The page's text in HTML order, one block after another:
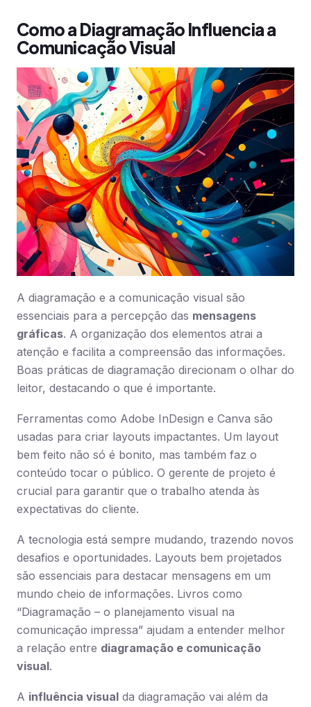
Como a Diagramação Influencia a
Comunicação Visual
A diagramação e a comunicação visual são
essenciais para a percepção das mensagens
gráficas. A organização dos elementos atrai a
atenção e facilita a compreensão das informações.
Boas práticas de diagramação direcionam o olhar do
leitor, destacando o que é importante.
Ferramentas como Adobe InDesign e Canva são
usadas para criar layouts impactantes. Um layout
bem feito não só é bonito, mas também faz o
conteúdo tocar o público. O gerente de projeto é
crucial para garantir que o trabalho atenda às
expectativas do cliente.
A tecnologia está sempre mudando, trazendo novos
desafios e oportunidades. Layouts bem projetados
são essenciais para destacar mensagens em um
mundo cheio de informações. Livros como
“Diagramação – o planejamento visual na
comunicação impressa” ajudam a entender melhor
a relação entre diagramação e comunicação
visual.
A influência visual da diagramação vai além da